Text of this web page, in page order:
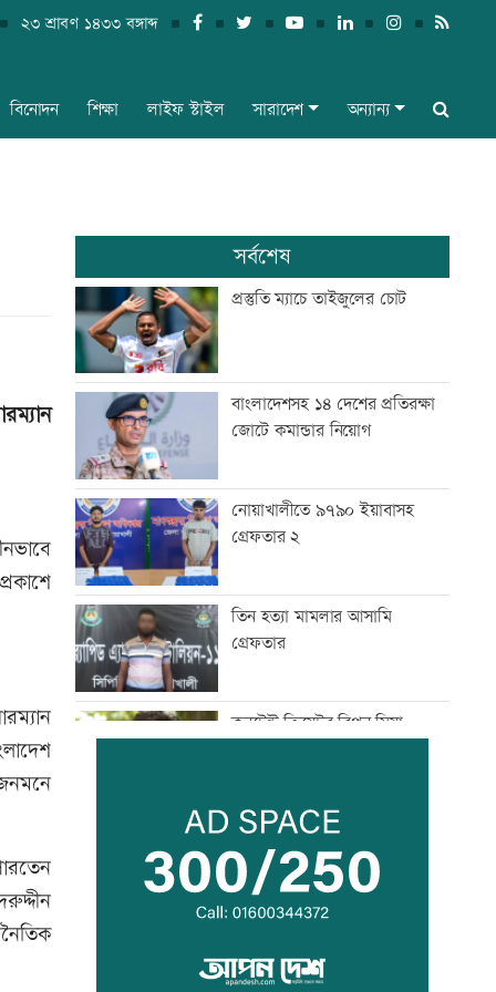
২৩ শ্রাবণ ১৪৩৩ বঙ্গাব্দ
বিনোদন শিক্ষা লাইফ স্টাইল সারাদেশ অন্যান্য
সর্বশেষ
প্রস্তুতি ম্যাচে তাইজুলের চোট
বাংলাদেশসহ ১৪ দেশের প্রতিরক্ষা
জোটে কমান্ডার নিয়োগ
নোয়াখালীতে ৯৭৯০ ইয়াবাসহ
গ্রেফতার ২
তিন হত্যা মামলার আসামি
গ্রেফতার
কনটেন্ট ক্রিয়েটর রিপন মিয়া
মানবিক মূল্যবোধসম্পন্ন বিচারকের
অভাব: আইনমন্ত্রী
প্রধানমন্ত্রী